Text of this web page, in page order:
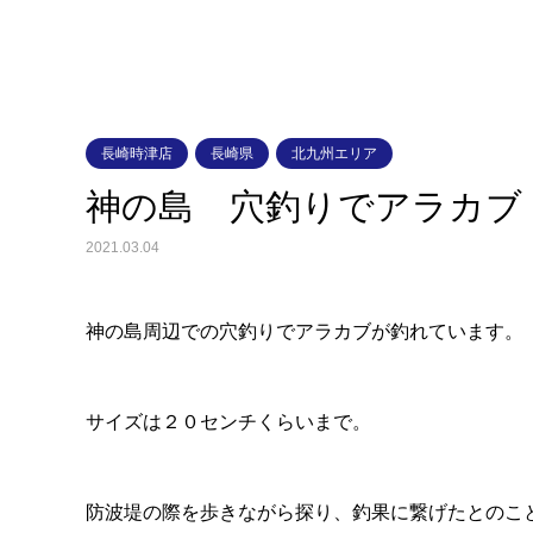
長崎時津店 長崎県 北九州エリア
神の島 穴釣りでアラカブ
2021.03.04
神の島周辺での穴釣りでアラカブが釣れています。
サイズは２０センチくらいまで。
防波堤の際を歩きながら探り、釣果に繋げたとのこ